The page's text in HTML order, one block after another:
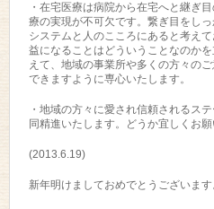
・在宅医療は病院から在宅へと継ぎ
療の実現が不可欠です。繋ぎ目をし
システムと人のこころにあると考え
益になることはどういうことなのか
えて、地域の事業所や多くの方々の
できますように専心いたします。
・地域の方々に愛され信頼されるス
同精進いたします。どうか宜しくお願
(2013.6.19)
新年明けましておめでとうございます